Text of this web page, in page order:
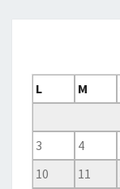
L
M
3
4
10
11